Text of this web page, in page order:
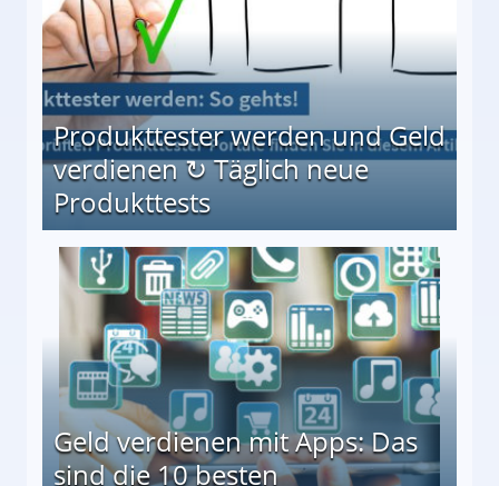
Produkttester werden und Geld
verdienen ↻ Täglich neue
Produkttests
↻ Täglich neue Produkttests
Geld verdienen mit Apps: Das
sind die 10 besten